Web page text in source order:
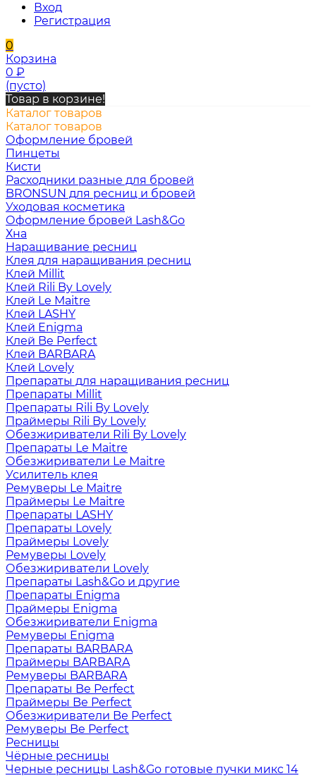
Вход
Регистрация
0
Корзина
0 ₽
(пусто)
Товар в корзине!
Каталог товаров
Каталог товаров
Оформление бровей
Пинцеты
Кисти
Расходники разные для бровей
BRONSUN для ресниц и бровей
Уходовая косметика
Оформление бровей Lash&Go
Хна
Наращивание ресниц
Клея для наращивания ресниц
Клей Millit
Клей Rili By Lovely
Клей Le Maitre
Клей LASHY
Клей Enigma
Клей Be Perfect
Клей BARBARA
Клей Lovely
Препараты для наращивания ресниц
Препараты Millit
Препараты Rili By Lovely
Праймеры Rili By Lovely
Обезжириватели Rili By Lovely
Препараты Le Maitre
Обезжириватели Le Maitre
Усилитель клея
Ремуверы Le Maitre
Праймеры Le Maitre
Препараты LASHY
Препараты Lovely
Праймеры Lovely
Ремуверы Lovely
Обезжириватели Lovely
Препараты Lash&Go и другие
Препараты Enigma
Праймеры Enigma
Обезжириватели Enigma
Ремуверы Enigma
Препараты BARBARA
Праймеры BARBARA
Ремуверы BARBARA
Препараты Be Perfect
Праймеры Be Perfect
Обезжириватели Be Perfect
Ремуверы Be Perfect
Ресницы
Чёрные ресницы
Черные ресницы Lash&Go готовые пучки микс 14